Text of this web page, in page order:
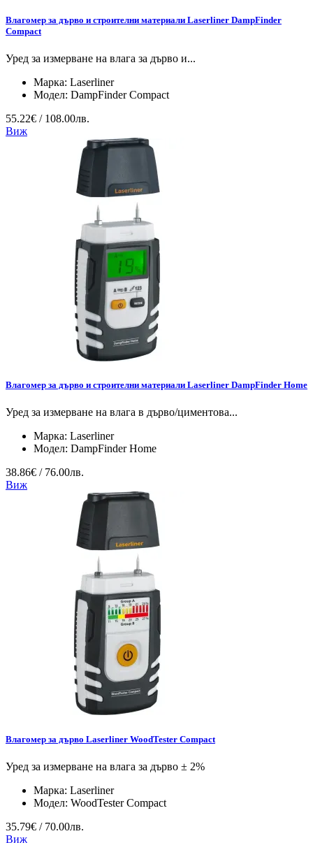
Влагомер за дърво и строителни материали Laserliner DampFinder
Compact
Уред за измерване на влага за дърво и...
Марка: Laserliner
Модел: DampFinder Compact
55.22€ / 108.00лв.
Виж
Влагомер за дърво и строителни материали Laserliner DampFinder Home
Уред за измерване на влага в дърво/циментова...
Марка: Laserliner
Модел: DampFinder Home
38.86€ / 76.00лв.
Виж
Влагомер за дърво Laserliner WoodTester Compact
Уред за измерване на влага за дърво ± 2%
Марка: Laserliner
Модел: WoodTester Compact
35.79€ / 70.00лв.
Виж